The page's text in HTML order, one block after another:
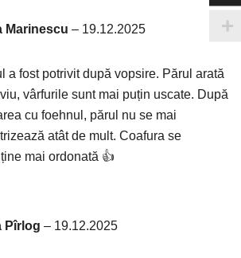
la5
Marinescu – 19.12.2025
a fost potrivit după vopsire. Părul arată
vârfurile sunt mai puțin uscate. După
cu foehnul, părul nu se mai
atât de mult. Coafura se
mai ordonată 👍
la5
Pîrlog – 19.12.2025